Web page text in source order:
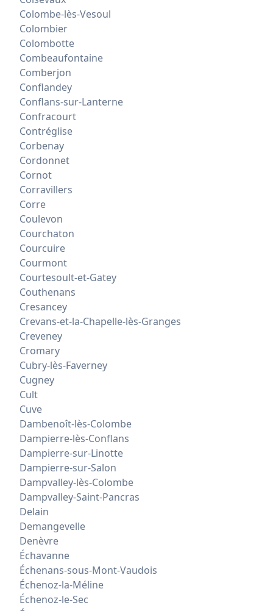
Colombe-lès-Vesoul
Colombier
Colombotte
Combeaufontaine
Comberjon
Conflandey
Conflans-sur-Lanterne
Confracourt
Contréglise
Corbenay
Cordonnet
Cornot
Corravillers
Corre
Coulevon
Courchaton
Courcuire
Courmont
Courtesoult-et-Gatey
Couthenans
Cresancey
Crevans-et-la-Chapelle-lès-Granges
Creveney
Cromary
Cubry-lès-Faverney
Cugney
Cult
Cuve
Dambenoît-lès-Colombe
Dampierre-lès-Conflans
Dampierre-sur-Linotte
Dampierre-sur-Salon
Dampvalley-lès-Colombe
Dampvalley-Saint-Pancras
Delain
Demangevelle
Denèvre
Échavanne
Échenans-sous-Mont-Vaudois
Échenoz-la-Méline
Échenoz-le-Sec